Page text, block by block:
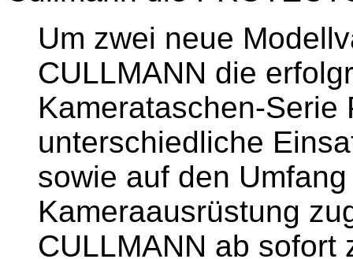
Um zwei neue
CULLMANN die
Kamerataschen-Serie
unterschiedliche
sowie auf den
Kameraausrüstung
CULLMANN ab sofort